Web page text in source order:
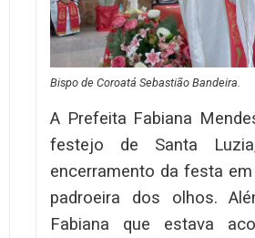
Bispo de Coroatá Sebastião Bandeira.
A Prefeita Fabiana
festejo de Santa
encerramento da festa
padroeira dos olhos.
Fabiana que estava